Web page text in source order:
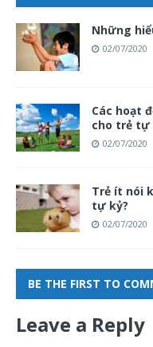
Những
02/07/2020
Các hoạt
cho trẻ tự
02/07/2020
Trẻ ít nói
tự kỷ?
02/07/2020
BE THE FIRST TO
Leave a Reply